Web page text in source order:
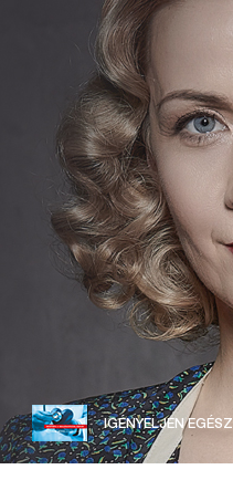
IGÉNYELJEN